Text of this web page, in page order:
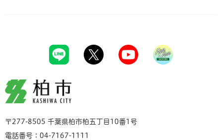
柏市
〒277-8505 千葉県柏市柏五丁目10番1号
電話番号：04-7167-1111